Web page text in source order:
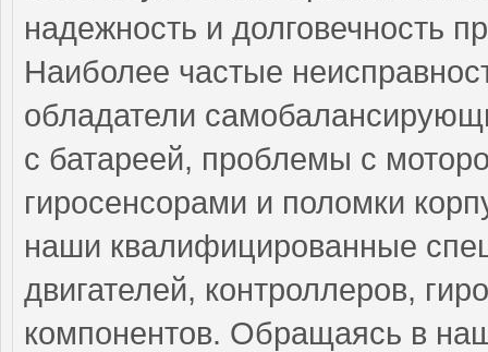
надежность и долговечность
Наиболее частые
обладатели
с батареей, проблемы с
гиросенсорами и поломки
наши квалифицированные
двигателей, контроллеров,
компонентов. Обращаясь в